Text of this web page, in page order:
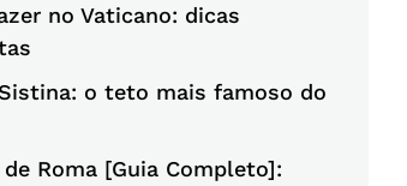
no Vaticano: dicas
o teto mais famoso do
Roma [Guia Completo]: